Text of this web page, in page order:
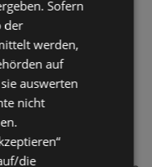
Sofern
der
werden,
auf
auswerten
nicht
die